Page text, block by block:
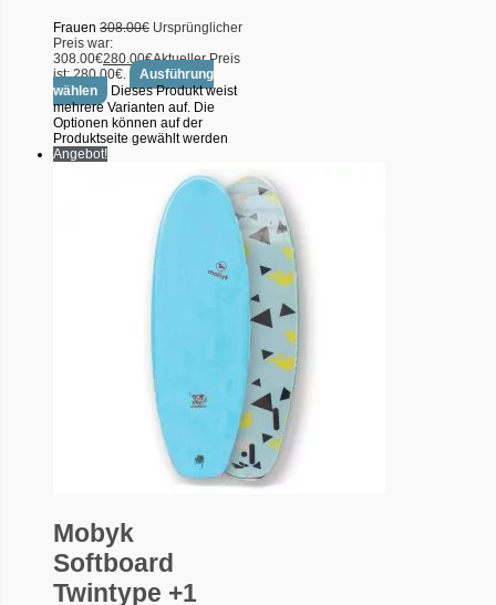
Frauen 308.00€ Ursprünglicher
Preis war:
308.00€280.00€Aktueller Preis
ist: 280.00€.
Ausführung
wählen
Dieses Produkt weist
mehrere Varianten auf. Die
Optionen können auf der
Produktseite gewählt werden
Angebot!
Mobyk
Softboard
Twintype +1